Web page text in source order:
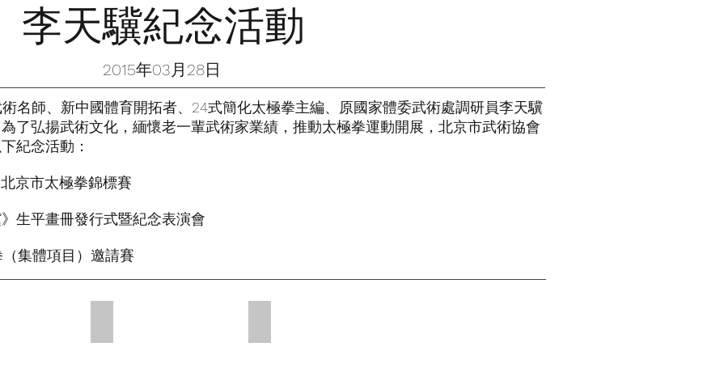
李天驥紀念活動
2015年03月28日
名師、新中國體育開拓者、24式簡化太極拳主編、原國家體委武術處調研員李天驥
了弘揚武術文化，緬懷老一輩武術家業績，推動太極拳運動開展，北京市武術協會
紀念活動：
北京市太極拳錦標賽
生平畫冊發行式暨紀念表演會
（集體項目）邀請賽